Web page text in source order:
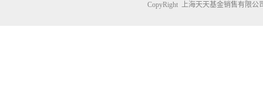
CopyRight 上海天天基金销售有限